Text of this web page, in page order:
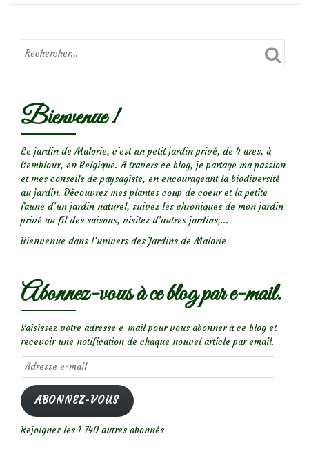
Purin
prêle
Bienvenue !
Le jardin de Malorie, c'est un petit jardin privé, de 4 ares, à
Gembloux, en Belgique. A travers ce blog, je partage ma passion
et mes conseils de paysagiste, en encourageant la biodiversité
au jardin. Découvrez mes plantes coup de coeur et la petite
faune d’un jardin naturel, suivez les chroniques de mon jardin
privé au fil des saisons, visitez d’autres jardins,...
Bienvenue dans l’univers des Jardins de Malorie
Abonnez-vous à ce blog par e-mail.
Saisissez votre adresse e-mail pour vous abonner à ce blog et
recevoir une notification de chaque nouvel article par email.
Adresse
e-
mail
ABONNEZ-VOUS
Rejoignez les 1 740 autres abonnés